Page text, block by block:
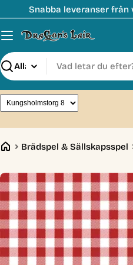
till
innehåll
Snabba leveranser från
Sök
Brädspel & Sällskapsspel